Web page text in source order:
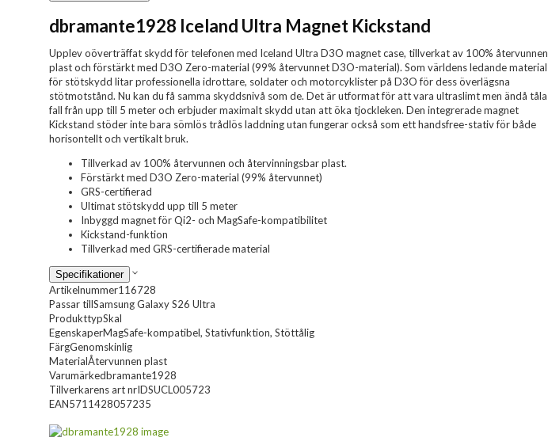
dbramante1928 Iceland Ultra Magnet Kickstand
Upplev oöverträffat skydd för telefonen med Iceland Ultra D3O magnet case, tillverkat av 100% återvunnen
plast och förstärkt med D3O Zero-material (99% återvunnet D3O-material). Som världens ledande material
för stötskydd litar professionella idrottare, soldater och motorcyklister på D3O för dess överlägsna
stötmotstånd. Nu kan du få samma skyddsnivå som de. Det är utformat för att vara ultraslimt men ändå tåla
fall från upp till 5 meter och erbjuder maximalt skydd utan att öka tjockleken. Den integrerade magnet
Kickstand stöder inte bara sömlös trådlös laddning utan fungerar också som ett handsfree-stativ för både
horisontellt och vertikalt bruk.
Tillverkad av 100% återvunnen och återvinningsbar plast.
Förstärkt med D3O Zero-material (99% återvunnet)
GRS-certifierad
Ultimat stötskydd upp till 5 meter
Inbyggd magnet för Qi2- och MagSafe-kompatibilitet
Kickstand-funktion
Tillverkad med GRS-certifierade material
Specifikationer
Artikelnummer116728
Passar tillSamsung Galaxy S26 Ultra
ProdukttypSkal
EgenskaperMagSafe-kompatibel, Stativfunktion, Stöttålig
FärgGenomskinlig
MaterialÅtervunnen plast
Varumärkedbramante1928
Tillverkarens art nrIDSUCL005723
EAN5711428057235